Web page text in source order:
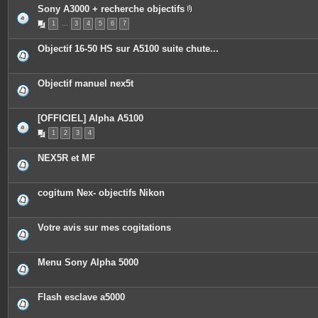
Sony A3000 + recherche objectifs
c
e
o
e
1 … 3 4 5 6 7
Objectif 16-50 HS sur A5100 suite chute...
Objectif manuel nex5t
[OFFICIEL] Alpha A5100
1 2 3 4
NEX5R et MF
cogitum Nex- objectifs Nikon
Votre avis sur mes cogitations
Menu Sony Alpha 5000
Flash esclave a5000